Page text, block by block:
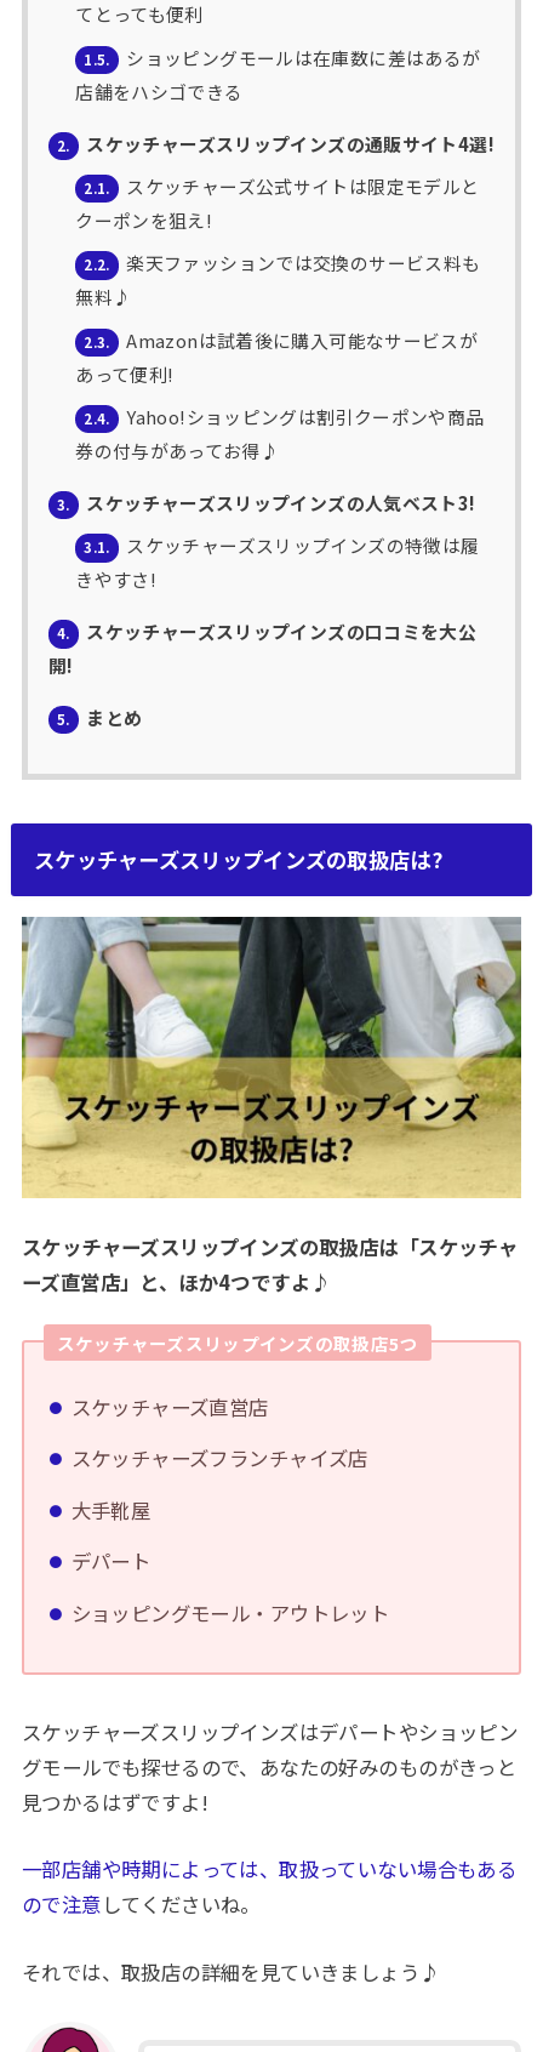
てとっても便利
1.5.
ショッピングモールは在庫数に差はあるが
店舗をハシゴできる
2. スケッチャーズスリップインズの通販サイト4選!
2.1.
スケッチャーズ公式サイトは限定モデルと
クーポンを狙え!
2.2.
楽天ファッションでは交換のサービス料も
無料♪
2.3.
Amazonは試着後に購入可能なサービスが
あって便利!
2.4.
Yahoo!ショッピングは割引クーポンや商品
券の付与があってお得♪
3. スケッチャーズスリップインズの人気ベスト3!
3.1.
スケッチャーズスリップインズの特徴は履
きやすさ!
4.
スケッチャーズスリップインズの口コミを大公
開!
5. まとめ
スケッチャーズスリップインズの取扱店は?
スケッチャーズスリップインズの取扱店は「スケッチャ
ーズ直営店」と、ほか4つですよ♪
スケッチャーズスリップインズの取扱店5つ
スケッチャーズ直営店
スケッチャーズフランチャイズ店
大手靴屋
デパート
ショッピングモール・アウトレット
スケッチャーズスリップインズはデパートやショッピン
グモールでも探せるので、あなたの好みのものがきっと
見つかるはずですよ!
一部店舗や時期によっては、取扱っていない場合もある
ので注意 してくださいね。
それでは、取扱店の詳細を見ていきましょう♪